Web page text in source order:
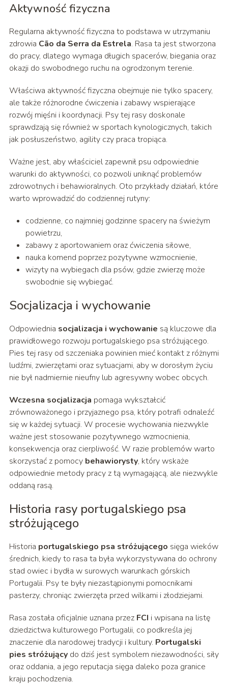
Aktywność fizyczna
Regularna aktywność fizyczna to podstawa w utrzymaniu
zdrowia Cão da Serra da Estrela. Rasa ta jest stworzona
do pracy, dlatego wymaga długich spacerów, biegania oraz
okazji do swobodnego ruchu na ogrodzonym terenie.
Właściwa aktywność fizyczna obejmuje nie tylko spacery,
ale także różnorodne ćwiczenia i zabawy wspierające
rozwój mięśni i koordynacji. Psy tej rasy doskonale
sprawdzają się również w sportach kynologicznych, takich
jak posłuszeństwo, agility czy praca tropiąca.
Ważne jest, aby właściciel zapewnił psu odpowiednie
warunki do aktywności, co pozwoli uniknąć problemów
zdrowotnych i behawioralnych. Oto przykłady działań, które
warto wprowadzić do codziennej rutyny:
codzienne, co najmniej godzinne spacery na świeżym
powietrzu,
zabawy z aportowaniem oraz ćwiczenia siłowe,
nauka komend poprzez pozytywne wzmocnienie,
wizyty na wybiegach dla psów, gdzie zwierzę może
swobodnie się wybiegać.
Socjalizacja i wychowanie
Odpowiednia socjalizacja i wychowanie są kluczowe dla
prawidłowego rozwoju portugalskiego psa stróżującego.
Pies tej rasy od szczeniaka powinien mieć kontakt z różnymi
ludźmi, zwierzętami oraz sytuacjami, aby w dorosłym życiu
nie był nadmiernie nieufny lub agresywny wobec obcych.
Wczesna socjalizacja pomaga wykształcić
zrównoważonego i przyjaznego psa, który potrafi odnaleźć
się w każdej sytuacji. W procesie wychowania niezwykle
ważne jest stosowanie pozytywnego wzmocnienia,
konsekwencja oraz cierpliwość. W razie problemów warto
skorzystać z pomocy behawiorysty, który wskaże
odpowiednie metody pracy z tą wymagającą, ale niezwykle
oddaną rasą.
Historia rasy portugalskiego psa
stróżującego
Historia portugalskiego psa stróżującego sięga wieków
średnich, kiedy to rasa ta była wykorzystywana do ochrony
stad owiec i bydła w surowych warunkach górskich
Portugalii. Psy te były niezastąpionymi pomocnikami
pasterzy, chroniąc zwierzęta przed wilkami i złodziejami.
Rasa została oficjalnie uznana przez FCI i wpisana na listę
dziedzictwa kulturowego Portugalii, co podkreśla jej
znaczenie dla narodowej tradycji i kultury. Portugalski
pies stróżującydo dziś jest symbolem niezawodności, siły
oraz oddania, a jego reputacja sięga daleko poza granice
kraju pochodzenia.